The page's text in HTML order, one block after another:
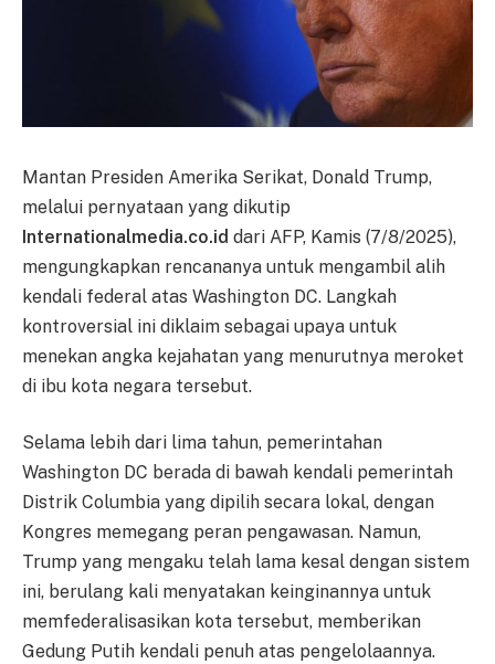
Mantan Presiden Amerika Serikat, Donald Trump,
melalui pernyataan yang dikutip
Internationalmedia.co.id dari AFP, Kamis (7/8/2025),
mengungkapkan rencananya untuk mengambil alih
kendali federal atas Washington DC. Langkah
kontroversial ini diklaim sebagai upaya untuk
menekan angka kejahatan yang menurutnya meroket
di ibu kota negara tersebut.
Selama lebih dari lima tahun, pemerintahan
Washington DC berada di bawah kendali pemerintah
Distrik Columbia yang dipilih secara lokal, dengan
Kongres memegang peran pengawasan. Namun,
Trump yang mengaku telah lama kesal dengan sistem
ini, berulang kali menyatakan keinginannya untuk
memfederalisasikan kota tersebut, memberikan
Gedung Putih kendali penuh atas pengelolaannya.